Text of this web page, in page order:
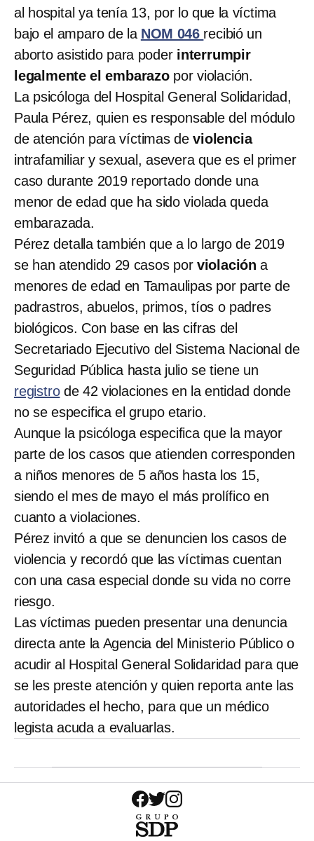
al hospital ya tenía 13, por lo que la víctima
bajo el amparo de la NOM 046 recibió un
aborto asistido para poder interrumpir
legalmente el embarazopor violación.
La psicóloga del Hospital General Solidaridad,
Paula Pérez, quien es responsable del módulo
de atención para víctimas deviolencia
intrafamiliar y sexual, asevera que es el primer
caso durante 2019 reportado donde una
menor de edad que ha sido violada queda
embarazada.
Pérez detalla también que a lo largo de 2019
se han atendido 29 casos por violación a
menores de edad en Tamaulipas por parte de
padrastros, abuelos, primos, tíos o padres
biológicos. Con base en las cifras del
Secretariado Ejecutivo del Sistema Nacional de
Seguridad Pública hasta julio se tiene un
registrode 42 violaciones en la entidad donde
no se especifica el grupo etario.
Aunque la psicóloga especifica que la mayor
parte de los casos que atienden corresponden
a niños menores de 5 años hasta los 15,
siendo el mes de mayo el más prolífico en
cuanto a violaciones.
Pérez invitó a que se denuncien los casos de
violencia y recordó que las víctimas cuentan
con una casa especial donde su vida no corre
riesgo.
Las víctimas pueden presentar una denuncia
directa ante la Agencia del Ministerio Público o
acudir al Hospital General Solidaridad para que
se les preste atención y quien reporta ante las
autoridades el hecho, para que un médico
legista acuda a evaluarlas.